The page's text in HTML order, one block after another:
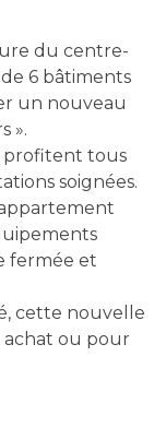
du centre-
6 bâtiments
un nouveau
».
profitent tous
soignées.
fermée et
cette nouvelle
achat ou pour